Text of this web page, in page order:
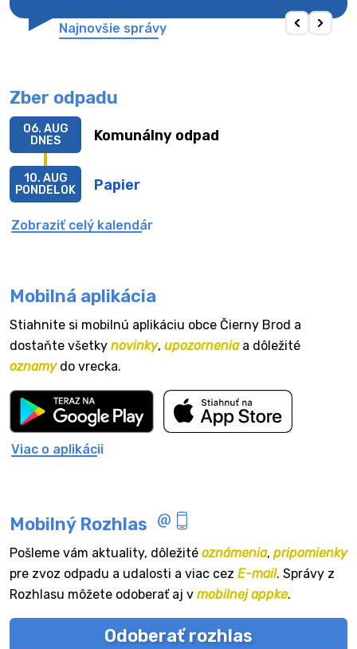
Najnovšie správy
Zber odpadu
Komunálny odpad
06. AUG
DNES
Papier
10. AUG
PONDELOK
Zobraziť celý kalendár
Mobilná aplikácia
Stiahnite si mobilnú aplikáciu obce Čierny Brod a
dostaňte všetky novinky, upozorneniaa dôležité
oznamydo vrecka.
Viac o aplikácii
Mobilný Rozhlas
Pošleme vám aktuality, dôležité oznámenia, pripomienky
pre zvoz odpadu a udalosti a viac cez E-mail. Správy z
Rozhlasu môžete odoberať aj v mobilnej appke.
Odoberať rozhlas